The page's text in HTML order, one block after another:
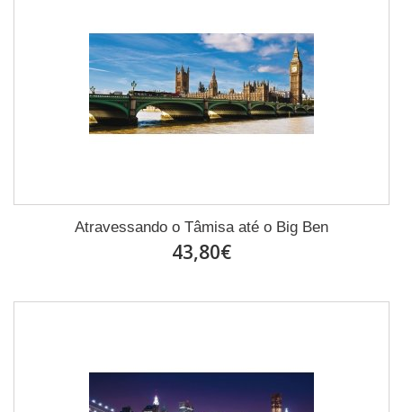
Atravessando o Tâmisa até o Big Ben
43,80€